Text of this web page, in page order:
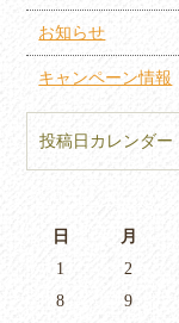
お知らせ
キャンペーン情報
投稿日カレンダー
日 月
1
2
8
9